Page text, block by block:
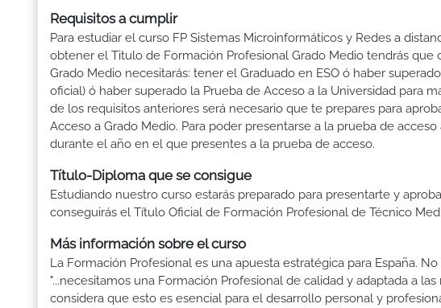
Requisitos a cumplir
Para estudiar el curso FP Sistemas Microinformáticos y Redes a
obtener el Titulo de Formación Profesional Grado Medio tendrás
Grado Medio necesitarás: tener el Graduado en ESO ó haber
oficial) ó haber superado la Prueba de Acceso a la Universidad para
de los requisitos anteriores será necesario que te prepares para
Acceso a Grado Medio. Para poder presentarse a la prueba de
durante el año en el que presentes a la prueba de acceso.
Título-Diploma que se consigue
Estudiando nuestro curso estarás preparado para presentarte y
conseguirás el Título Oficial de Formación Profesional de Técnico
Más información sobre el curso
La Formación Profesional es una apuesta estratégica para España.
"...necesitamos una Formación Profesional de calidad y adaptada a
considera que esto es esencial para el desarrollo personal y